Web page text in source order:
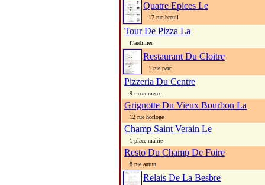
Quatre Epices Le
17 rue breuil
Tour De Pizza La
l\'ardillier
Restaurant Du Cloitre
1 rue parc
Pizzeria Du Centre
9 r commerce
Grignotte Du Vieux Bourbon La
12 rue horloge
Champ Saint Verain Le
1 place mairie
Resto Du Champ De Foire
8 rue autun
Relais De La Besbre